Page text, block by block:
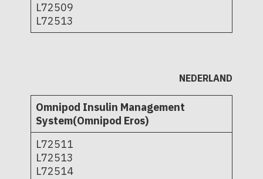
L72509
L72513
NEDERLAND
Omnipod Insulin Management
System(Omnipod Eros)
L72511
L72513
L72514